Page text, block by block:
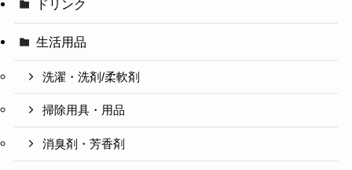
ドリンク
生活用品
洗濯・洗剤/柔軟剤
掃除用具・用品
消臭剤・芳香剤